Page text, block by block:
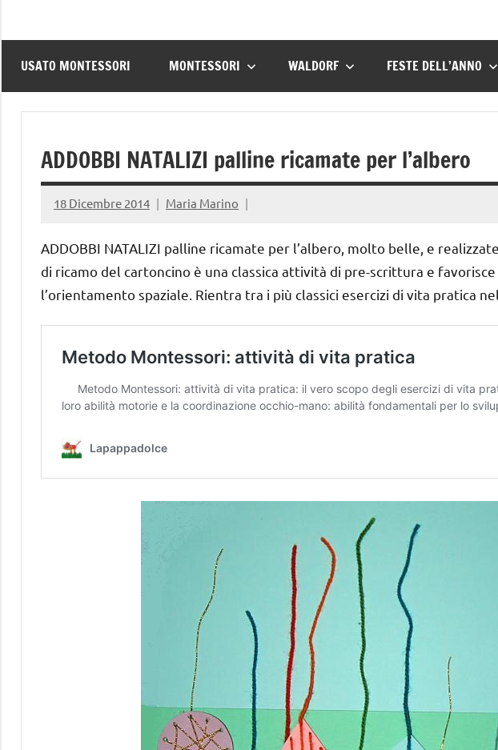
USATO MONTESSORI MONTESSORI WALDORF FESTE DELL’ANNO
ADDOBBI NATALIZI palline ricamate per l’albero
18 Dicembre 2014 Maria Marino
ADDOBBI NATALIZI palline ricamate per l’albero, molto belle, e
di ricamo del cartoncino è una classica attività di pre-scrittura e
l’orientamento spaziale. Rientra tra i più classici esercizi di vita pratica